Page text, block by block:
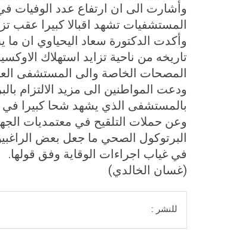
وأشارت الى ان ارتفاع عدد الوفيات
المستشفيات تشهد اقبالا كبيرا عقب
وأكدت الدكتورة سعاد اليحياوي ان
تاريخه من ناحية تزايد استهلاك
المصحات الخاصة والى المستشفى
ودعت المواطنين الى مزيد الالتزام
بالمستشفى الذي يشهد شحا كبيرا في
وعن حملات التلقيح في معتمديات
البرتوكول الصحي ما جعل بعض
في غياب اجراءات الوقاية وفق قولها.
(غسان الخالدي)
للنشر :